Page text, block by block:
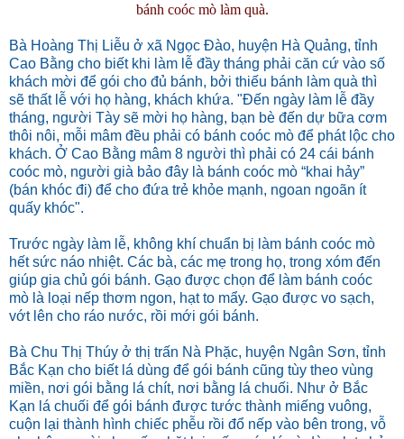
bánh coóc mò làm quà.
Bà Hoàng Thị Liễu ở xã Ngọc Đào, huyện Hà Quảng, tỉnh
Cao Bằng cho biết khi làm lễ đầy tháng phải căn cứ vào số
khách mời để gói cho đủ bánh, bởi thiếu bánh làm quà thì
sẽ thất lễ với họ hàng, khách khứa. "Đến ngày làm lễ đầy
tháng, người Tày sẽ mời họ hàng, bạn bè đến dự bữa cơm
thôi nôi, mỗi mâm đều phải có bánh coóc mò để phát lộc cho
khách. Ở Cao Bằng mâm 8 người thì phải có 24 cái bánh
coóc mò, người già bảo đây là bánh coóc mò “khai hảy”
(bán khóc đi) để cho đứa trẻ khỏe mạnh, ngoan ngoãn ít
quấy khóc".
Trước ngày làm lễ, không khí chuẩn bị làm bánh coóc mò
hết sức náo nhiệt. Các bà, các mẹ trong họ, trong xóm đến
giúp gia chủ gói bánh. Gạo được chọn để làm bánh coóc
mò là loại nếp thơm ngon, hạt to mẩy. Gạo được vo sạch,
vớt lên cho ráo nước, rồi mới gói bánh.
Bà Chu Thị Thúy ở thị trấn Nà Phặc, huyện Ngân Sơn, tỉnh
Bắc Kạn cho biết lá dùng để gói bánh cũng tùy theo vùng
miền, nơi gói bằng lá chít, nơi bằng lá chuối. Như ở Bắc
Kạn lá chuối để gói bánh được tước thành miếng vuông,
cuộn lại thành hình chiếc phễu rồi đổ nếp vào bên trong, vỗ